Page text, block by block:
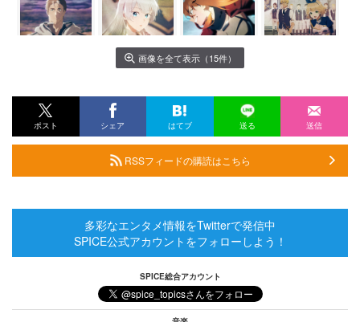
画像を全て表示（15件）
ポスト シェア はてブ 送る 送信
RSSフィードの購読はこちら
多彩なエンタメ情報をTwitterで発信中
SPICE公式アカウントをフォローしよう！
SPICE総合アカウント